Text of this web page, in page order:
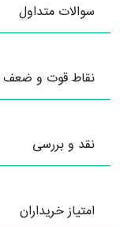
سوالات متداول
نقاط قوت و ضعف
نقد و بررسی
امتیاز خریداران